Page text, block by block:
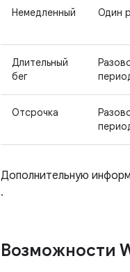
Немедленный Один
Длительный
бег
Отсрочка
Дополнительную
.
Возможности